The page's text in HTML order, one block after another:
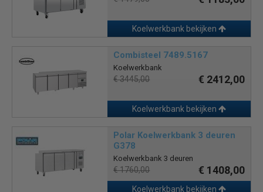
Koelwerkbank bekijken
Combisteel 7489.5167
Koelwerkbank
€ 3445,00 € 2412,00
Koelwerkbank bekijken
Polar Koelwerkbank 3 deuren
G378
Koelwerkbank 3 deuren
€ 1760,00 € 1408,00
Koelwerkbank bekijken